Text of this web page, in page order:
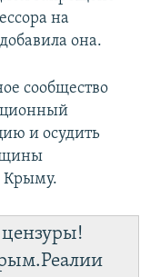
на
она.
сообщество
и осудить
Крыму.